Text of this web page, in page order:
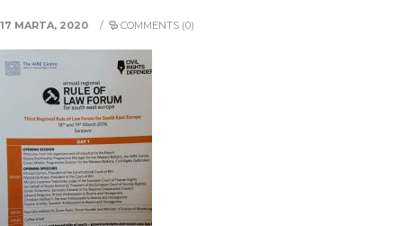
17 MARTA, 2020 / COMMENTS (0)